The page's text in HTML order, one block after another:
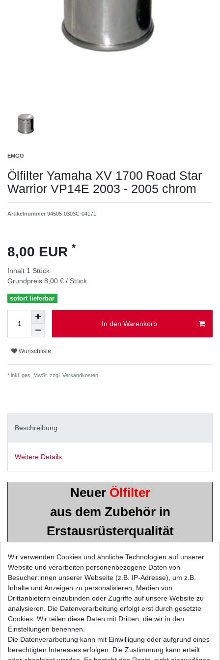
EMGO
Ölfilter Yamaha XV 1700 Road Star
Warrior VP14E 2003 - 2005 chrom
Artikelnummer 94505-0303C-04171
8,00 EUR *
Inhalt 1 Stück
Grundpreis 8,00 € / Stück
sofort lieferbar
In den Warenkorb
Wunschliste
* inkl. ges. MwSt. zzgl. Versandkosten
Beschreibung
Weitere Details
Neuer Ölfilter
aus dem Zubehör in
Erstausrüsterqualität
YAMAHA
XV1700 Road Star Warrior
Typ: VP14E
Baujahr: 2003 - 2005
Wir verwenden Cookies und ähnliche Technologien auf unserer
Website und verarbeiten personenbezogene Daten von
Besucher:innen unserer Webseite (z.B. IP-Adresse), um z.B.
Inhalte und Anzeigen zu personalisieren, Medien von
Drittanbietern einzubinden oder Zugriffe auf unsere Website zu
analysieren. Die Datenverarbeitung erfolgt erst durch gesetzte
Cookies. Wir teilen diese Daten mit Dritten, die wir in den
Einstellungen benennen.
Die Datenverarbeitung kann mit Einwilligung oder aufgrund eines
berechtigten Interesses erfolgen. Die Zustimmung kann erteilt